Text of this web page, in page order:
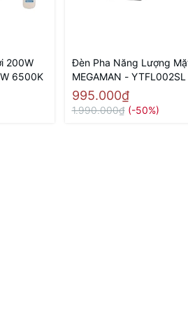
200W
6500K
Đèn Pha Năng Lượng
MEGAMAN -
995.000₫
1.990.000₫ (-50%)